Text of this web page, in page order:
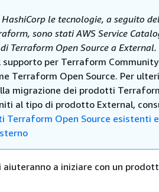
le tecnologie, a seguito
sono stati AWS Service
Terraform Open Source a External.
per Terraform
Terraform Open Source. Per
migrazione dei prodotti
al tipo di prodotto External,
Terraform Open Source esistenti
a iniziare con un